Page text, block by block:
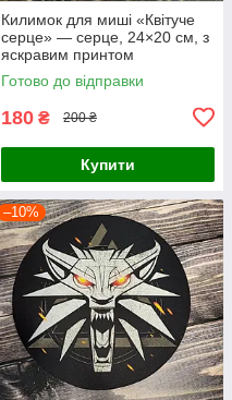
Килимок для миші «Квітуче
серце» — серце, 24×20 см, з
яскравим принтом
Готово до відправки
180 ₴ 200 ₴
Купити
–10%